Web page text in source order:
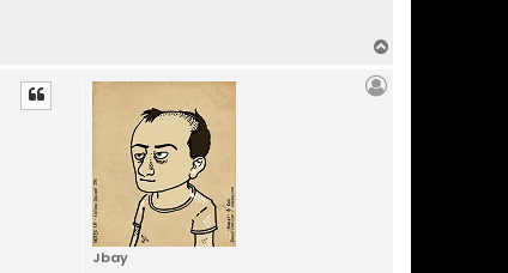
Jbay